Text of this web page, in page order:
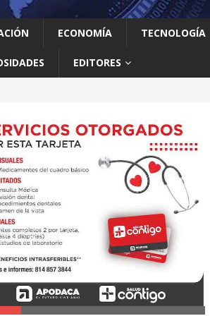
ECONOMÍA TECNOLOGÍA
EDITORES